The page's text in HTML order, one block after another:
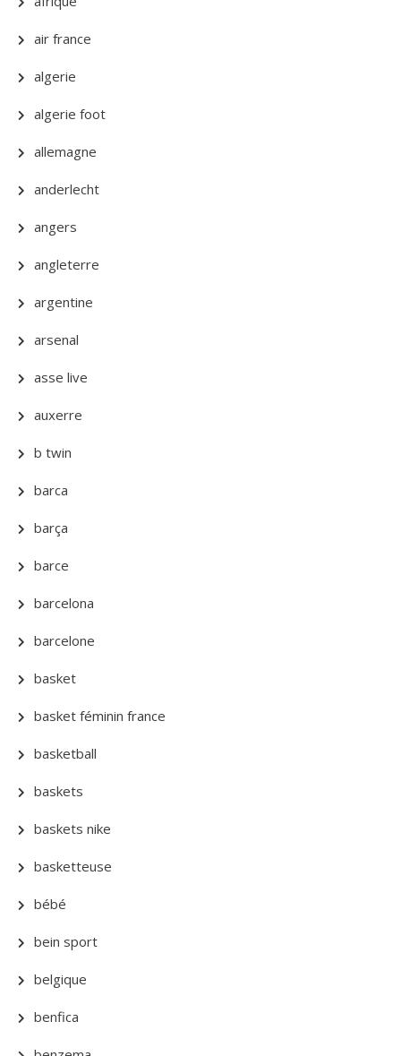
air france
algerie
algerie foot
allemagne
anderlecht
angers
angleterre
argentine
arsenal
asse live
auxerre
b twin
barca
barça
barce
barcelona
barcelone
basket
basket féminin france
basketball
baskets
baskets nike
basketteuse
bébé
bein sport
belgique
benfica